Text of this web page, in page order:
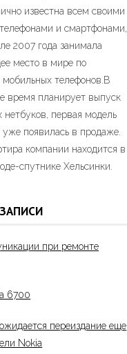
известна всем своими
и смартфонами,
2007 года занимала
место в мире по
мобильных телефонов.В
время планирует выпуск
нетбуков, первая модель
уже появилась в продаже.
компании находится в
спутнике Хельсинки.
при ремонте
6700
переиздание еще
Nokia